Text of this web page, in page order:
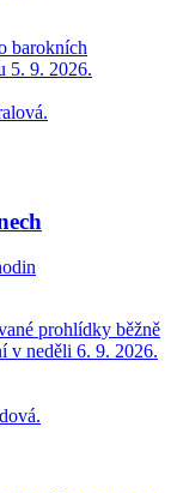
barokních
5. 9. 2026.
prohlídky běžně
v neděli 6. 9. 2026.